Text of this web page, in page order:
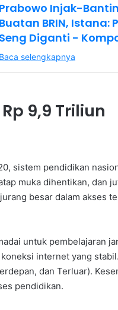
Prabowo Injak-
Buatan BRIN, Istana:
Seng Diganti -
Baca selengkapnya
9,9 Triliun
sistem pendidikan
muka dihentikan, dan
besar dalam akses
untuk pembelajaran
internet yang
dan Terluar).
pendidikan.